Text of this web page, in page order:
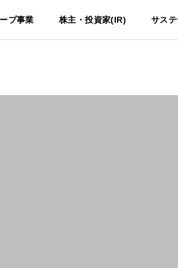
プ事業 株主・投資家(IR) サス